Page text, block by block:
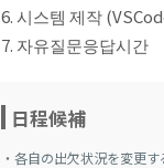
6. 시스템 제작
7. 자유질문응답시간
日程候補
・各自の出欠状況を変更